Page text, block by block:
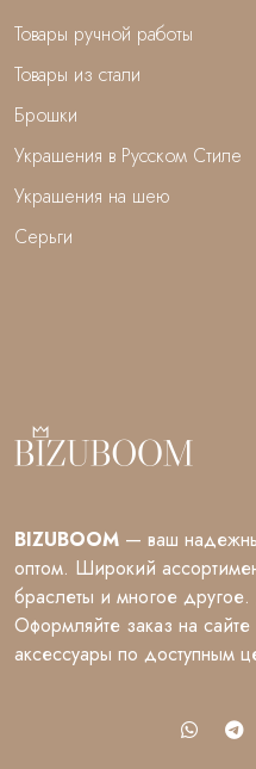
Товары ручной работы
Товары из стали
Брошки
Украшения в Русском Стиле
Украшения на шею
Серьги
BIZUBOOM — ваш
оптом. Широкий
браслеты и многое
Оформляйте заказ на сайте
аксессуары по доступным